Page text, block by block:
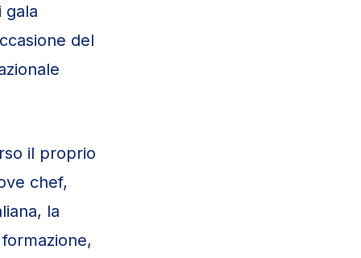
gala
del
il proprio
chef,
la